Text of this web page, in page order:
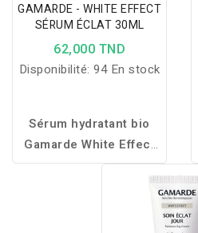
GAMARDE - WHITE EFFECT
SÉRUM ÉCLAT 30ML
62,000 TND
Disponibilité: 94 En stock
Sérum hydratant bio
Gamarde White Effect
avec acide
hyaluronique, aloe vera
et huile d’argan pour un